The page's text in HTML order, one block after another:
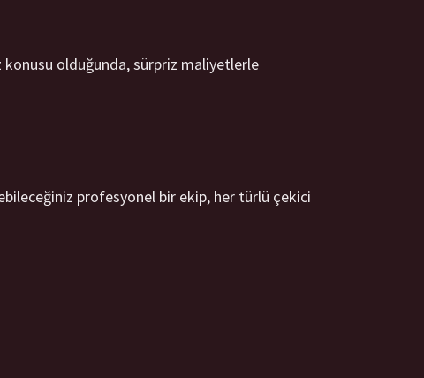
konusu olduğunda, sürpriz maliyetlerle
profesyonel bir ekip, her türlü çekici